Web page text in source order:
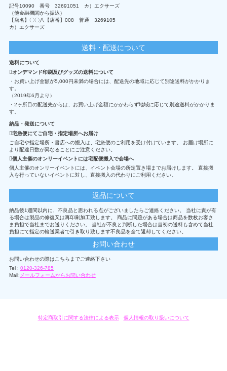
記号10090 番号 32691051 カ）エクサーズ
（他金融機関から振込）
【店名】〇〇八【店番】008 普通 3269105
カ）エクサーズ
送料・配送について
送料について
オンデマンド印刷及びグッズの送料について
・お買い上げ金額が5,000円未満の場合には、配送先の地域に応じて別途送料がかかりま
す。
（2019年6月より）
・2ヶ所目の配送先からは、お買い上げ金額にかかわらず地域に応じて別途送料がかかりま
す。
納品・発送について
宅急便にてご自宅・指定場所へお届け
ご自宅や指定場所・書店への搬入は、宅急便のご利用を受け付けています。 お届け場所に
より配達日数が異なることにご注意ください。
個人主催のオンリーイベントには宅配便搬入で会場へ
個人主催のオンリーイベントには、イベント会場の所定置き場までお届けします。 直接搬
入を行っていないイベントに対し、直接搬入の代わりにご利用ください。
返品について
納品後1週間以内に、不良品と思われる点がございましたらご連絡ください。 当社に責が有
る場合は製品の修復又は再印刷加工致します。 商品に問題がある場合は商品を数枚お客さ
ま負担で当社までお送りください。 当社が不良と判断した場合は当初の送料も含めて当社
負担にて指定の輸送業者で引き取り致します不良品を全て返却してください。
お問い合わせ
お問い合わせの際はこちらまでご連絡下さい
Tel : 0120-326-785
Mail: メールフォームからお問い合わせ
特定商取引に関する法律による表示/ 個人情報の取り扱いについて